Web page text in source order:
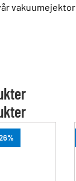
vakuumejektor